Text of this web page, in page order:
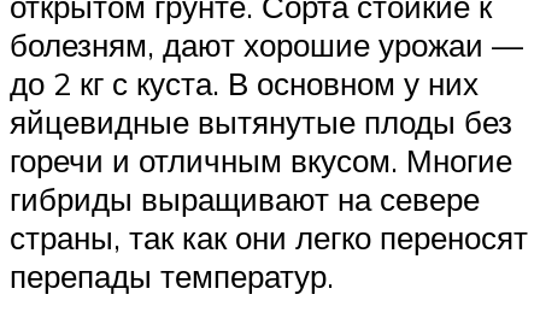
болезням, дают хорошие урожаи —
до 2 кг с куста. В основном у них
яйцевидные вытянутые плоды без
горечи и отличным вкусом. Многие
гибриды выращивают на севере
страны, так как они легко переносят
перепады температур.